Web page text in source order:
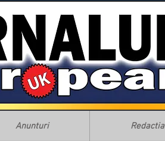
Anunturi Redactia